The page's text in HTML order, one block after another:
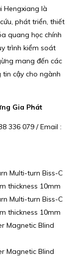
Hengxiang là
phát triển, thiết
quang học chính
trình kiểm soát
mang đến các
cậy cho ngành
Gia Phát
336 079 / Email :
Multi-turn Biss-C
thickness 10mm
Multi-turn Biss-C
thickness 10mm
Magnetic Blind
Magnetic Blind